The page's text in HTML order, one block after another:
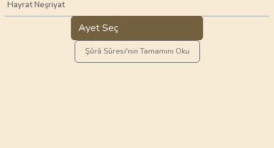
Hayrat Neşriyat
Ayet Seç
Şûrâ Sûresi'nin Tamamını Oku